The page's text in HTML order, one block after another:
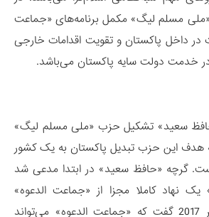
مسلم لیگ» مکمل برنامه‌های «جماعت
در داخل پاکستان و تقویت اقدامات خارجی
خدمت دولت سایه پاکستان می‌باشد.
آگوست 2017، «حافظ سعید» تشکیل حزب «ملی مسلم لیگ»
هدف این حزب تبدیل پاکستان به یک کشور
گرچه «حافظ سعید» در ابتدا مدعی شد
نهاد کاملا مجزا از «جماعت الدعوه»
خواهد بود اما دسامبر 2017 گفت که «جماعت الدعوه» می‌تواند